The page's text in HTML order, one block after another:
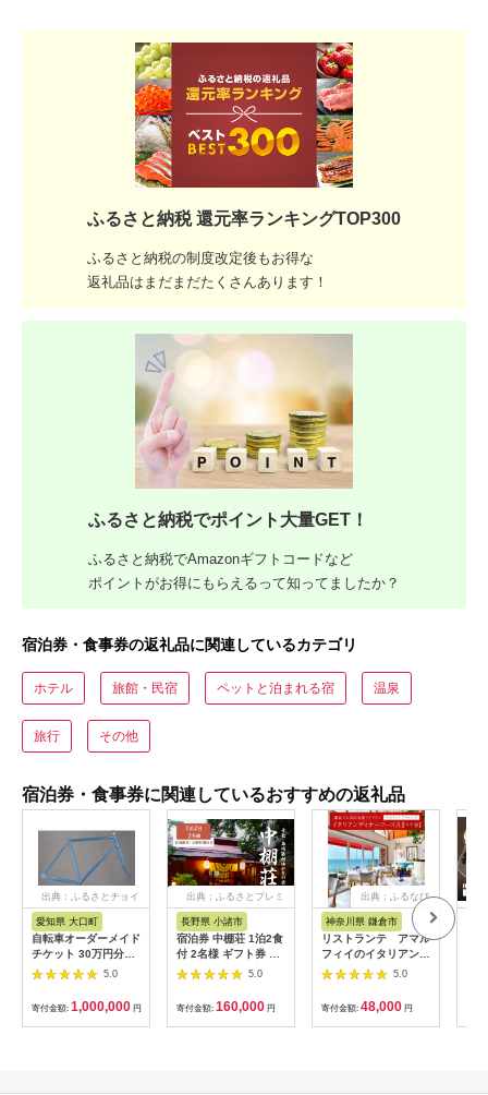
ふるさと納税 還元率ランキングTOP300
ふるさと納税の制度改定後もお得な
返礼品はまだまだたくさんあります！
ふるさと納税でポイント大量GET！
ふるさと納税でAmazonギフトコードなど
ポイントがお得にもらえるって知ってましたか？
宿泊券・食事券の返礼品に関連しているカテゴリ
ホテル 旅館・民宿 ペットと泊まれる宿 温泉
旅行 その他
宿泊券・食事券に関連しているおすすめの返礼品
出典：ふるさとチョイ
愛知県 大口町
自転車オーダーメイド
チケット 30万円分
【1360365】
5.0
寄付金額: 1,000,000 円
出典：ふるさとプレミ
長野県 小諸市
宿泊券 中棚荘 1泊2食
付 2名様 ギフト券 チ
ケット 券 宿泊 旅行
5.0
寄付金額: 160,000 円
出典：ふるなび
神奈川県 鎌倉市
リストランテ アマル
フィイのイタリアンデ
ィナーコースA ペア
5.0
寄付金額: 48,000 円